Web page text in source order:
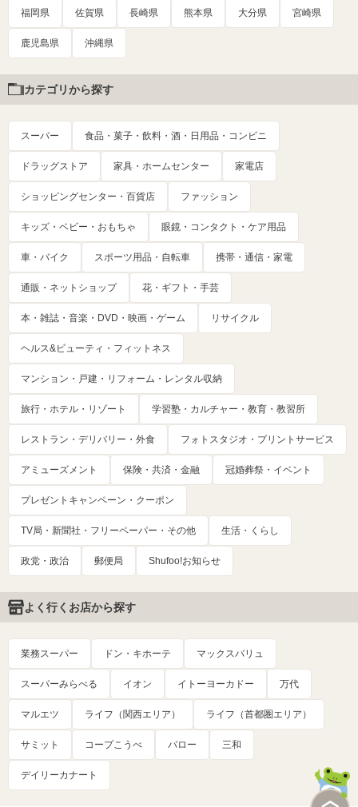
福岡県 佐賀県 長崎県 熊本県 大分県 宮崎県
鹿児島県 沖縄県
カテゴリから探す
スーパー 食品・菓子・飲料・酒・日用品・コンビニ
ドラッグストア 家具・ホームセンター 家電店
ショッピングセンター・百貨店 ファッション
キッズ・ベビー・おもちゃ 眼鏡・コンタクト・ケア用品
車・バイク スポーツ用品・自転車 携帯・通信・家電
通販・ネットショップ 花・ギフト・手芸
本・雑誌・音楽・DVD・映画・ゲーム リサイクル
ヘルス&ビューティ・フィットネス
マンション・戸建・リフォーム・レンタル収納
旅行・ホテル・リゾート 学習塾・カルチャー・教育・教習所
レストラン・デリバリー・外食 フォトスタジオ・プリントサービス
アミューズメント 保険・共済・金融 冠婚葬祭・イベント
プレゼントキャンペーン・クーポン
TV局・新聞社・フリーペーパー・その他 生活・くらし
政党・政治 郵便局 Shufoo!お知らせ
よく行くお店から探す
業務スーパー ドン・キホーテ マックスバリュ
スーパーみらべる イオン イトーヨーカドー 万代
マルエツ ライフ（関西エリア） ライフ（首都圏エリア）
サミット コープこうべ バロー 三和
デイリーカナート